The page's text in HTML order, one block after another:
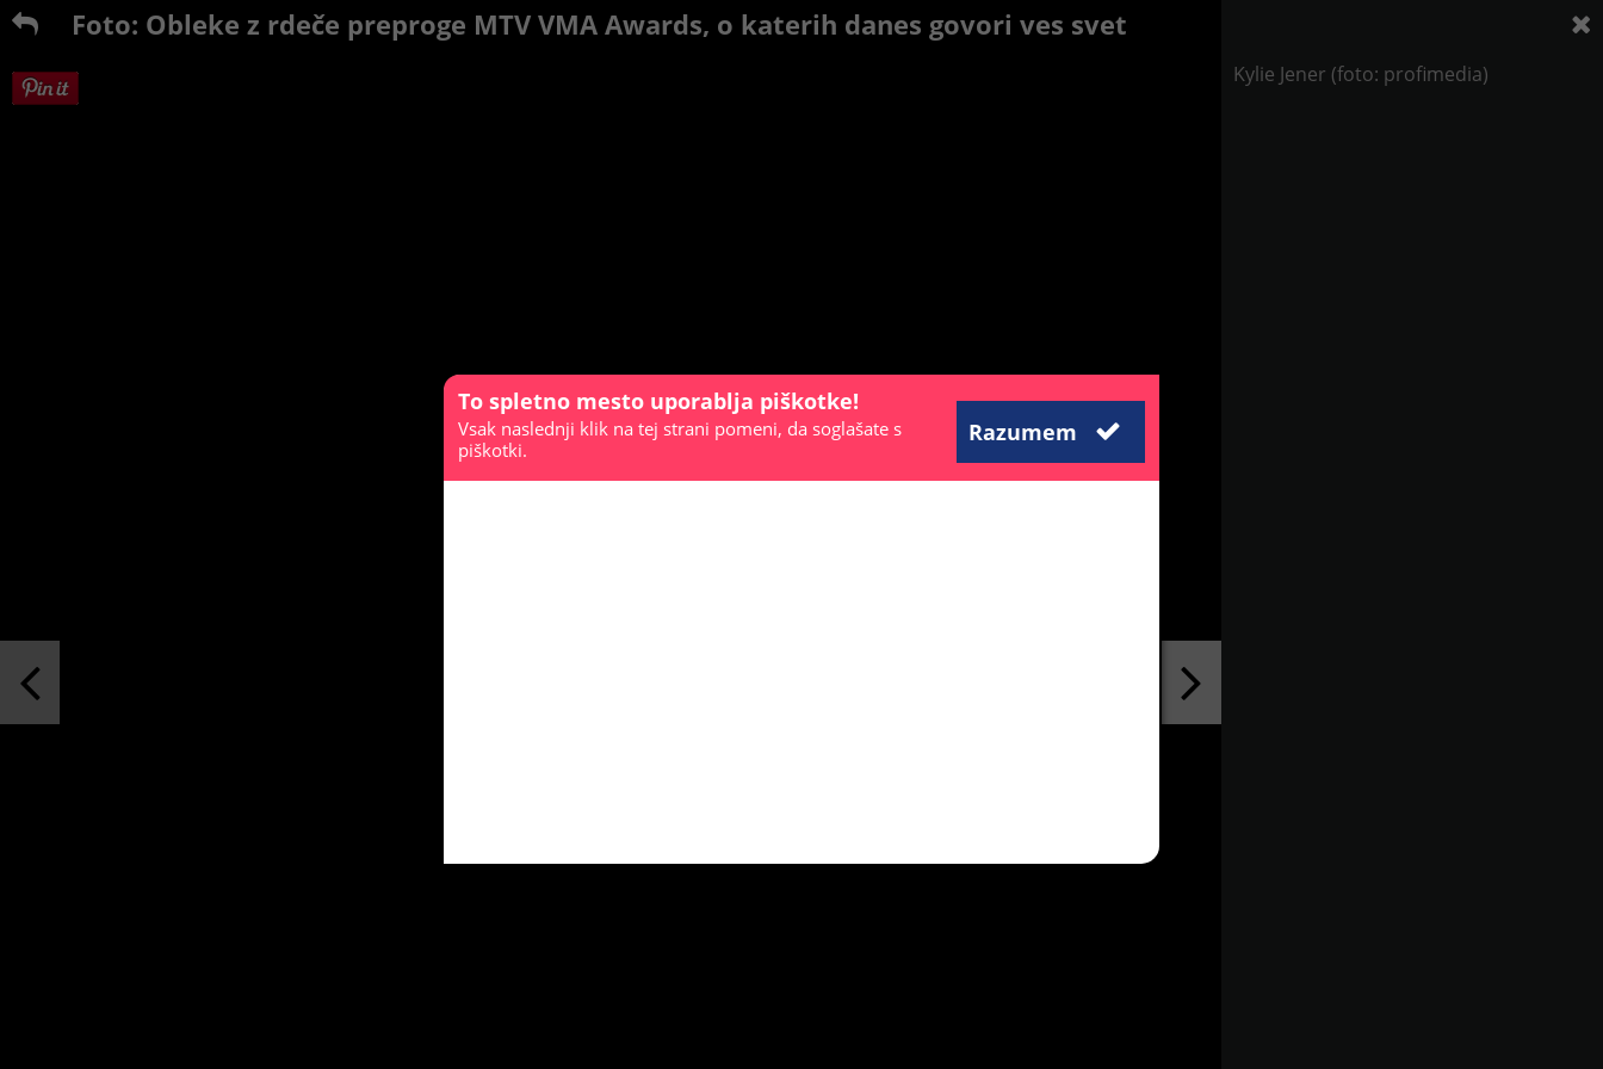
Foto: Obleke z rdeče preproge MTV VMA Awards, o katerih danes govori ves svet
Kylie Jener (foto: profimedia)
To spletno mesto uporablja piškotke!
Razumem
Vsak naslednji klik na tej strani pomeni, da soglašate s
piškotki.